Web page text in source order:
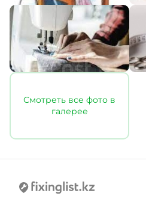
Смотреть все фото в
галерее